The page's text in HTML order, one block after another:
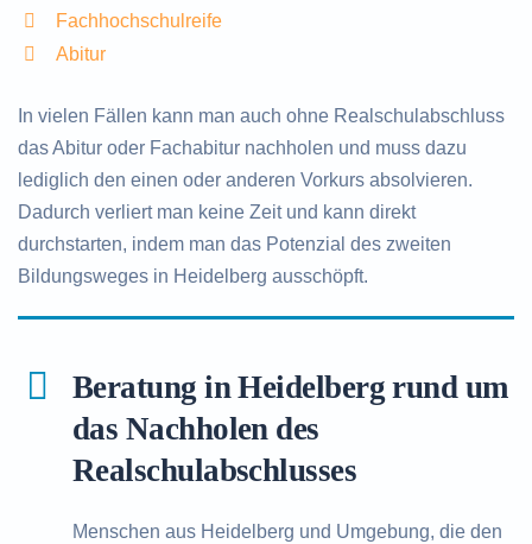
Fachhochschulreife
Abitur
In vielen Fällen kann man auch ohne Realschulabschluss
das Abitur oder Fachabitur nachholen und muss dazu
lediglich den einen oder anderen Vorkurs absolvieren.
Dadurch verliert man keine Zeit und kann direkt
durchstarten, indem man das Potenzial des zweiten
Bildungsweges in Heidelberg ausschöpft.
Beratung in Heidelberg rund um
das Nachholen des
Realschulabschlusses
Menschen aus Heidelberg und Umgebung, die den